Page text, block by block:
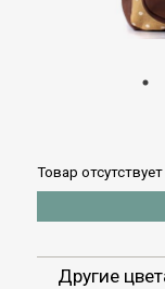
Товар
Другие